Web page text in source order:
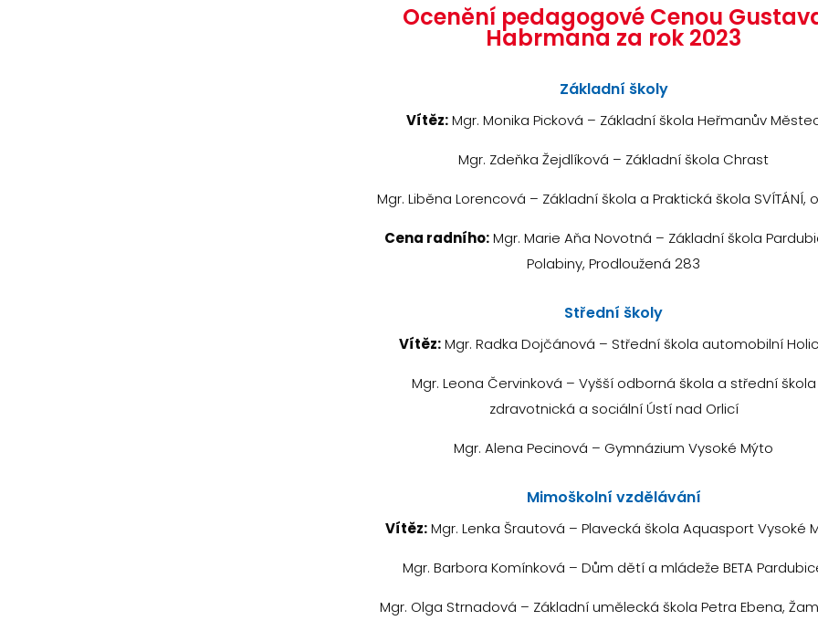
Ocenění pedagogové Cenou
Habrmana za rok 2023
Základní školy
Vítěz:Mgr. Monika Picková – Základní škola Heřmanův
Mgr. Zdeňka Žejdlíková – Základní škola Chrast
Mgr. Liběna Lorencová – Základní škola a Praktická škola SVÍTÁNÍ,
Cena radního:Mgr. Marie Aňa Novotná – Základní škola
Polabiny, Prodloužená 283
Střední školy
Vítěz:Mgr. Radka Dojčánová – Střední škola automobilní
Mgr. Leona Červinková – Vyšší odborná škola a střední škola
zdravotnická a sociální Ústí nad Orlicí
Mgr. Alena Pecinová – Gymnázium Vysoké Mýto
Mimoškolní vzdělávání
Vítěz: Mgr. Lenka Šrautová – Plavecká škola Aquasport Vysoké
Mgr. Barbora Komínková – Dům dětí a mládeže BETA
Mgr. Olga Strnadová – Základní umělecká škola Petra Ebena,